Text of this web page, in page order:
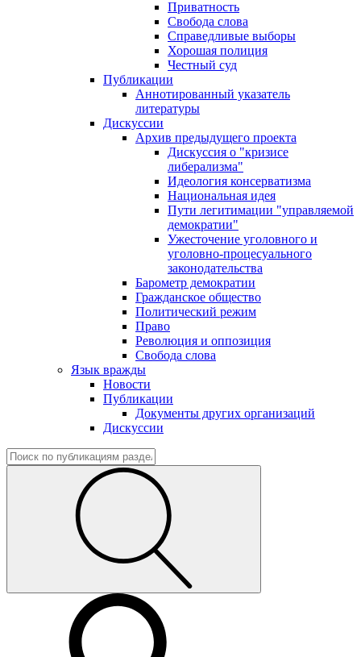
Приватность
Свобода слова
Справедливые выборы
Хорошая полиция
Честный суд
Публикации
Аннотированный указатель
литературы
Дискуссии
Архив предыдущего проекта
Дискуссия о "кризисе
либерализма"
Идеология консерватизма
Национальная идея
Пути легитимации "управляемой
демократии"
Ужесточение уголовного и
уголовно-процесуального
законодательства
Барометр демократии
Гражданское общество
Политический режим
Право
Революция и оппозиция
Свобода слова
Язык вражды
Новости
Публикации
Документы других организаций
Дискуссии